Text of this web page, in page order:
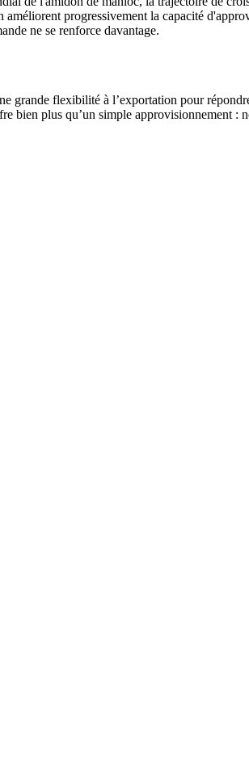
progressivement la capacité
ne se renforce davantage.
flexibilité à l’exportation pour
bien plus qu’un simple approvisionnement :